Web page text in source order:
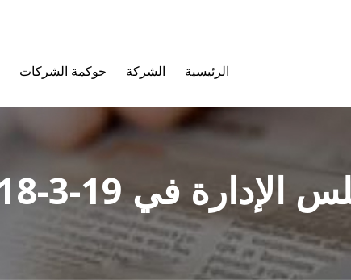
حوكمة الشركات الشركة الرئيسية
في 19-3-2018: